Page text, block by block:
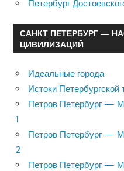
Петербург
САНКТ ПЕТЕРБУРГ —
ЦИВИЛИЗАЦИЙ
Идеальные города
Истоки Петербургской
Петров Петербург —
1
Петров Петербург —
2
Петров Петербург —